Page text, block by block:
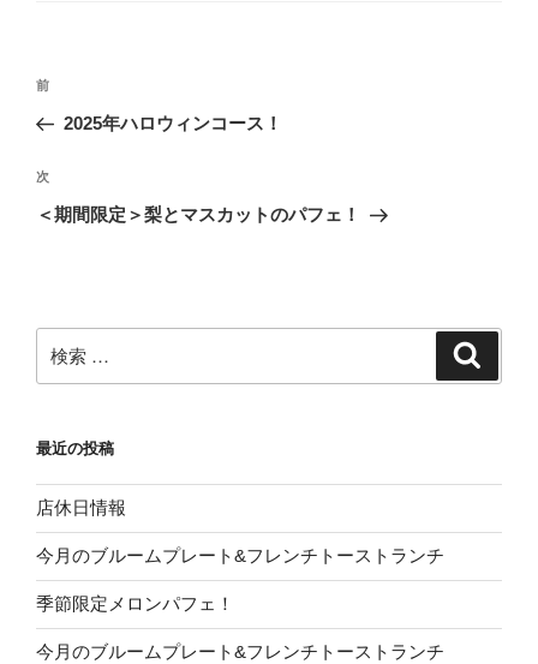
投
ビ
ゲ
ン
過
去
投
前
2025年ハロウィンコース！
次
の
次
＜期間限定＞梨とマスカットのパフェ！
検
索:
最近の投稿
店休日情報
今月のブルームプレート&フレンチトーストランチ
季節限定メロンパフェ！
今月のブルームプレート&フレンチトーストランチ